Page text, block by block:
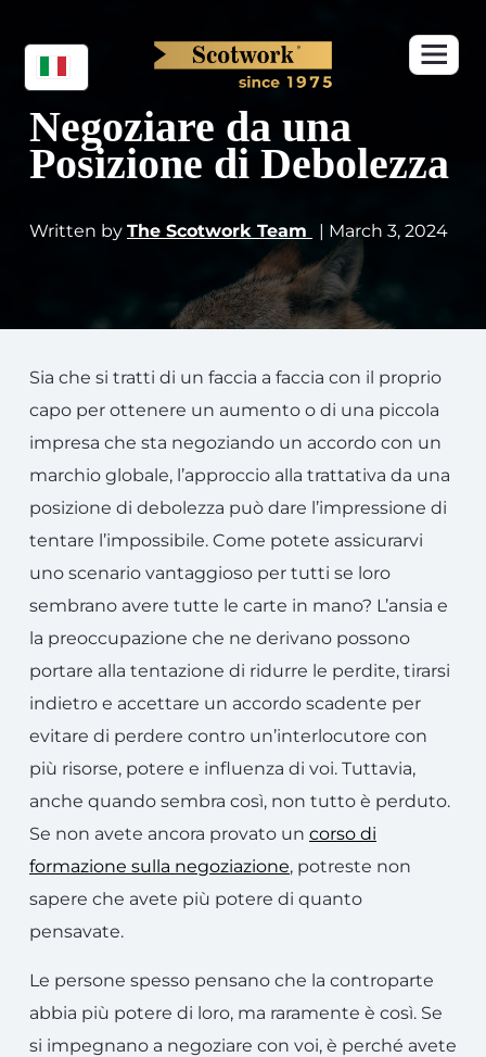
Negoziare da una
Posizione di Debolezza
Written by The Scotwork Team | March 3, 2024
Sia che si tratti di un faccia a faccia con il proprio
capo per ottenere un aumento o di una piccola
impresa che sta negoziando un accordo con un
marchio globale, l’approccio alla trattativa da una
posizione di debolezza può dare l’impressione di
tentare l’impossibile. Come potete assicurarvi
uno scenario vantaggioso per tutti se loro
sembrano avere tutte le carte in mano? L’ansia e
la preoccupazione che ne derivano possono
portare alla tentazione di ridurre le perdite, tirarsi
indietro e accettare un accordo scadente per
evitare di perdere contro un’interlocutore con
più risorse, potere e influenza di voi. Tuttavia,
anche quando sembra così, non tutto è perduto.
Se non avete ancora provato un corso di
formazione sulla negoziazione, potreste non
sapere che avete più potere di quanto
pensavate.
Le persone spesso pensano che la controparte
abbia più potere di loro, ma raramente è così. Se
si impegnano a negoziare con voi, è perché avete